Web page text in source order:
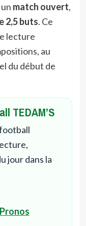
match ouvert,
2,5 buts. Ce
lecture
au
du début de
TEDAM’S
jour dans la